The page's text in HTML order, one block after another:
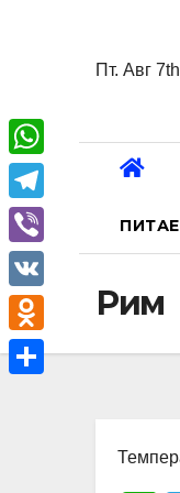
содержанию
Пт. Авг
Рим
W
h
a
A
T
e
l
e
g
V
i
b
e
V
K
O